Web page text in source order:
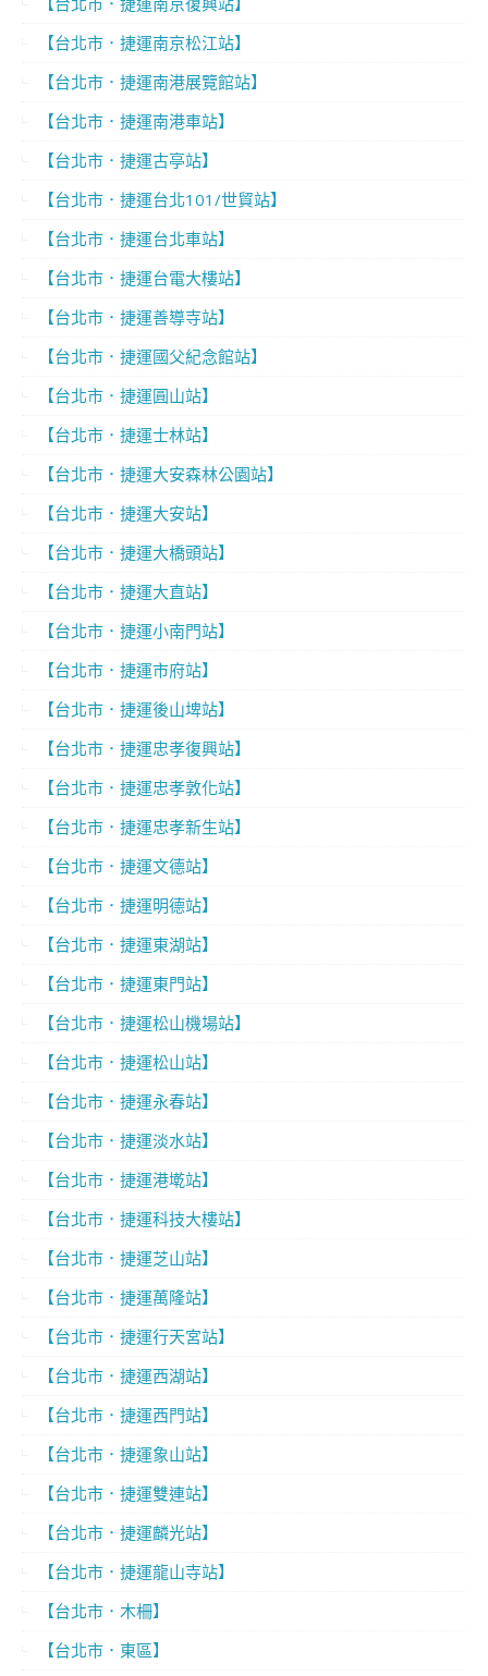
【台北市．捷運南京松江站】
【台北市．捷運南港展覽館站】
【台北市．捷運南港車站】
【台北市．捷運古亭站】
【台北市．捷運台北101/世貿站】
【台北市．捷運台北車站】
【台北市．捷運台電大樓站】
【台北市．捷運善導寺站】
【台北市．捷運國父紀念館站】
【台北市．捷運圓山站】
【台北市．捷運士林站】
【台北市．捷運大安森林公園站】
【台北市．捷運大安站】
【台北市．捷運大橋頭站】
【台北市．捷運大直站】
【台北市．捷運小南門站】
【台北市．捷運市府站】
【台北市．捷運後山埤站】
【台北市．捷運忠孝復興站】
【台北市．捷運忠孝敦化站】
【台北市．捷運忠孝新生站】
【台北市．捷運文德站】
【台北市．捷運明德站】
【台北市．捷運東湖站】
【台北市．捷運東門站】
【台北市．捷運松山機場站】
【台北市．捷運松山站】
【台北市．捷運永春站】
【台北市．捷運淡水站】
【台北市．捷運港墘站】
【台北市．捷運科技大樓站】
【台北市．捷運芝山站】
【台北市．捷運萬隆站】
【台北市．捷運行天宮站】
【台北市．捷運西湖站】
【台北市．捷運西門站】
【台北市．捷運象山站】
【台北市．捷運雙連站】
【台北市．捷運麟光站】
【台北市．捷運龍山寺站】
【台北市．木柵】
【台北市．東區】